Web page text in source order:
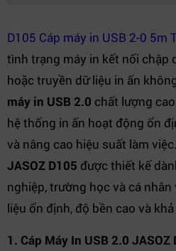
D105 Cáp máy in USB 2-0 5m
tình trạng máy in kết nối chập
hoặc truyền dữ liệu in ấn
máy in USB 2.0 chất lượng
hệ thống in ấn hoạt động ổn
và nâng cao hiệu suất làm việc.
JASOZ D105 được thiết kế
nghiệp, trường học và cá
liệu ổn định, độ bền cao và
1. Cáp Máy In USB 2.0 JASOZ